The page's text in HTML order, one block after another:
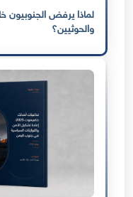
لماذا يرفض الجنوبيون
والحوثيين؟